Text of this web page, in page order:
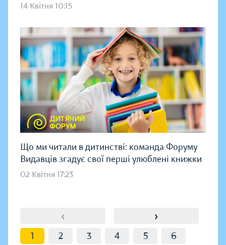
14 Квітня 10:15
Що ми читали в дитинстві: команда Форуму
Видавців згадує свої перші улюблені книжки
02 Квітня 17:23
‹
1 2 3 4 5
6
›